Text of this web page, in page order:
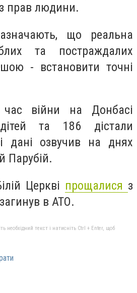
прав людини.
що реальна
та постраждалих
- встановити точні
війни на Донбасі
та 186 дістали
дані озвучив на днях
Парубій.
Церкві прощалися з
в АТО.
необхідний текст і натисніть Ctrl + Enter, щоб